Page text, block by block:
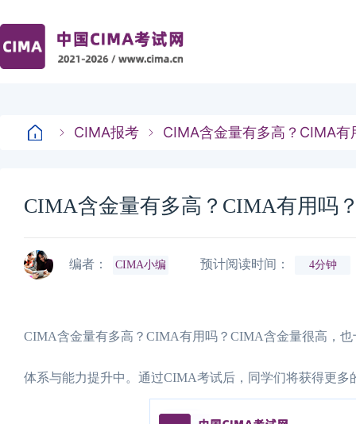
CIMA报考 CIMA含金量有多高？CIMA有
CIMA含金量有多高？CIMA有用吗
编者： CIMA小编 预计阅读时间： 4分钟
CIMA含金量有多高？CIMA有用吗？CIMA含金量很高，
体系与能力提升中。通过CIMA考试后，同学们将获得更